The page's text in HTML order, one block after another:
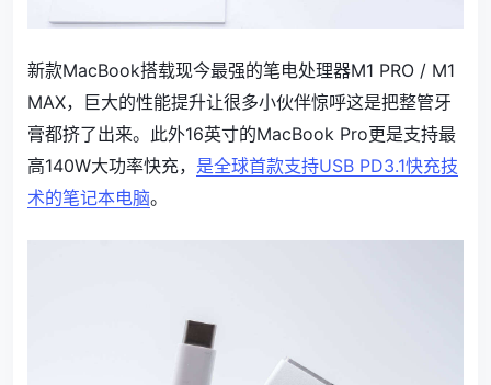
新款MacBook搭载现今最强的笔电处理器M1 PRO / M1
MAX，巨大的性能提升让很多小伙伴惊呼这是把整管牙
膏都挤了出来。此外16英寸的MacBook Pro更是支持最
高140W大功率快充， 是全球首款支持USB PD3.1快充技
术的笔记本电脑。